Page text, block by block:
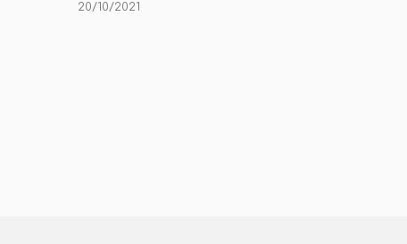
20/10/2021